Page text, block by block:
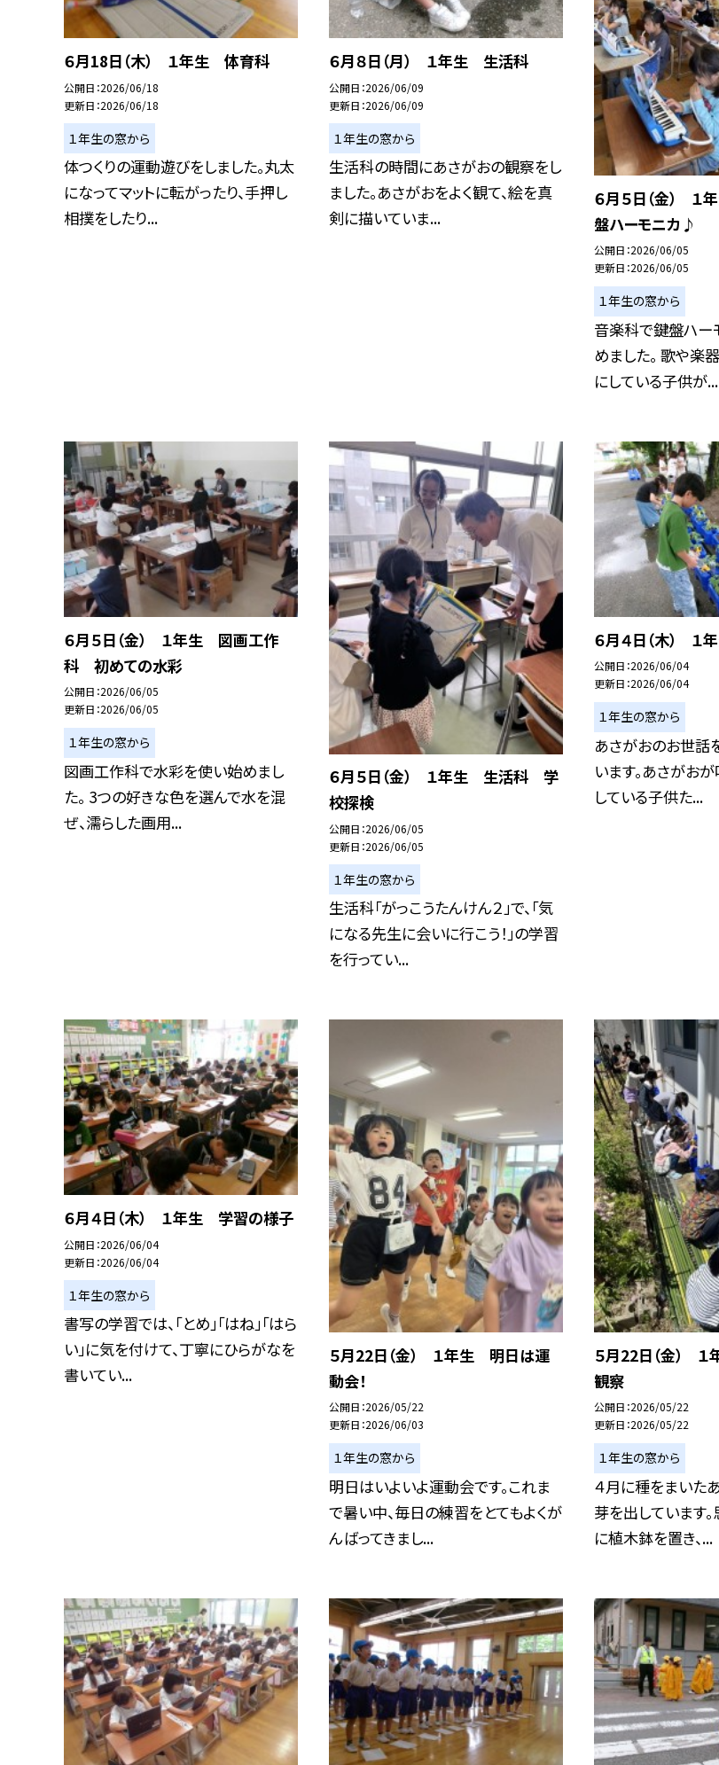
６月18日（木） １年生 体育科
公開日 2026/06/18
更新日 2026/06/18
１年生の窓から
体つくりの運動遊びをしました。丸太
になってマットに転がったり、手押し
相撲をしたり...
６月８日（月） １年生 生活科
公開日 2026/06/09
更新日 2026/06/09
１年生の窓から
生活科の時間にあさがおの観察をし
ました。あさがおをよく観て、絵を真
剣に描いていま...
６月５日（金）
盤ハーモニカ♪
公開日 2026/06/05
更新日 2026/06/05
１年生の窓から
音楽科で鍵盤ハー
めました。 歌や楽
にしている子供が...
６月５日（金） １年生 図画工作
科 初めての水彩
公開日 2026/06/05
更新日 2026/06/05
１年生の窓から
図画工作科で水彩を使い始めまし
た。 3つの好きな色を選んで水を混
ぜ、濡らした画用...
６月５日（金） １年生 生活科 学
校探検
公開日 2026/06/05
更新日 2026/06/05
１年生の窓から
生活科「がっこうたんけん２」で、「気
になる先生に会いに行こう！」の学習
を行ってい...
６月４日（木）
公開日 2026/06/04
更新日 2026/06/04
１年生の窓から
あさがおのお世話
います。あさがお
している子供た...
６月４日（木） １年生 学習の様子
公開日 2026/06/04
更新日 2026/06/04
１年生の窓から
書写の学習では、「とめ」「はね」「はら
い」に気を付けて、丁寧にひらがなを
書いてい...
５月22日（金） １年生 明日は運
動会！
公開日 2026/05/22
更新日 2026/06/03
１年生の窓から
明日はいよいよ運動会です。これま
で暑い中、毎日の練習をとてもよくが
んばってきまし...
５月22日（金）
観察
公開日 2026/05/22
更新日 2026/05/22
１年生の窓から
４月に種をまいた
芽を出しています
に植木鉢を置き、...